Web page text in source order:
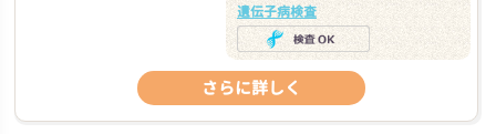
遺伝子病検査
さらに詳しく